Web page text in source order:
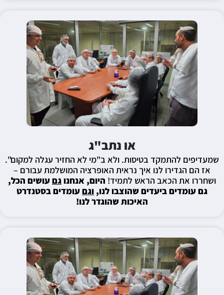
או נתב"ג
שמעדיפים להתמקד בטיסות. ולא ב"מי לא החזיר עגלה למקום".
אז הם הגדירו לנו איך נראית האופרציה המושלמת עבורם –
ושחררו את הכאב הראש לתמיד! היום, אנחנוגםעושים הכל,
גם עומדים ביעדים שהוצבו לנו, וגםעומדים בסטנדרט
האיכות שהוגדר לנו!